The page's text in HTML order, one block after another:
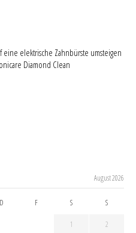
eine elektrische Zahnbürste umsteigen
Diamond Clean
August 2026
D F S S
1
2